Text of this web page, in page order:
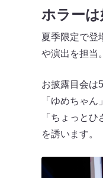
ホラーは
夏季限定で登
や演出を担当
お披露目会は
「ゆめちゃ
「ちょっと
を誘います。